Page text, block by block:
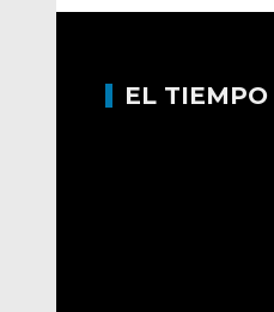
EL TIEMPO